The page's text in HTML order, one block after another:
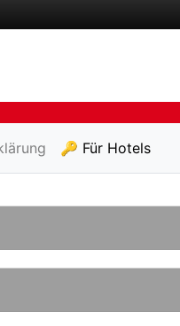
🔑 Für Hotels